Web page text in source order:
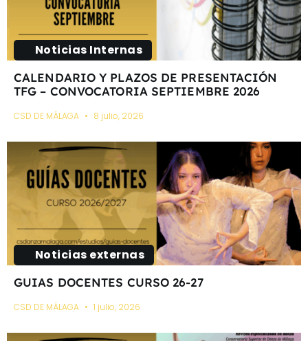
Noticias Internas
CALENDARIO Y PLAZOS DE PRESENTACIÓN
TFG – CONVOCATORIA SEPTIEMBRE 2026
CSD DE MÁLAGA 8 julio, 2026
Noticias externas
GUIAS DOCENTES CURSO 26-27
CSD DE MÁLAGA 1 julio, 2026